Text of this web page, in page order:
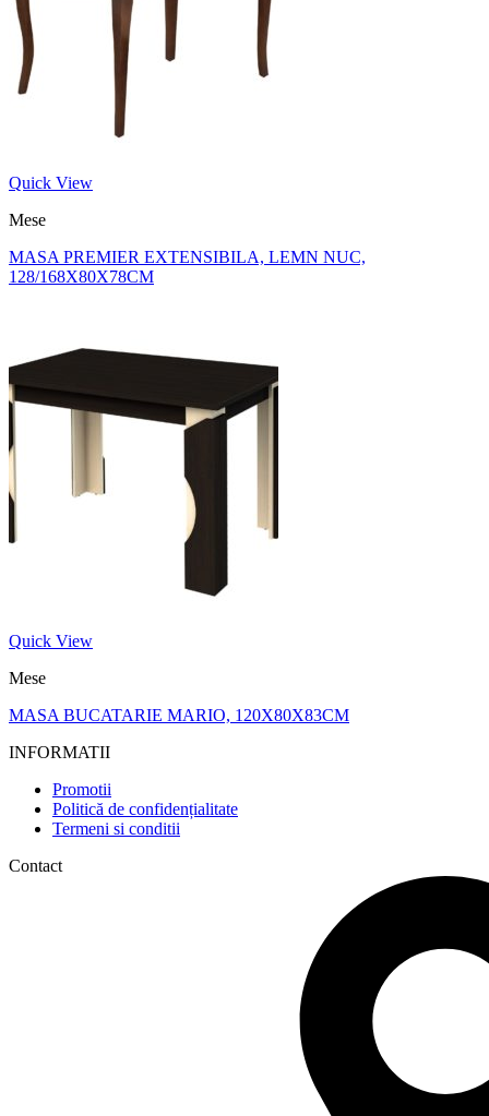
Quick View
Mese
MASA PREMIER EXTENSIBILA, LEMN NUC,
128/168X80X78CM
Quick View
Mese
MASA BUCATARIE MARIO, 120X80X83CM
INFORMATII
Promotii
Politică de confidențialitate
Termeni si conditii
Contact